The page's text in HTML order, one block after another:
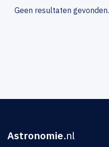
Geen resultaten gevonden.
Astronomie.nl